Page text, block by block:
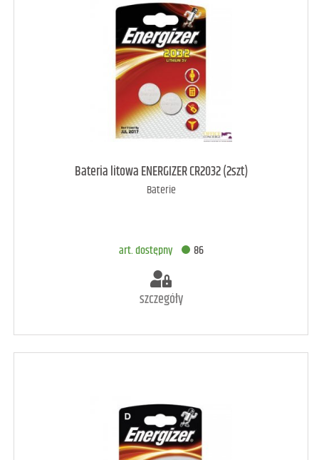
art. dostępny 32
Bateria litowa ENERGIZER CR2032 (2szt)
Baterie
art. dostępny 86
szczegóły